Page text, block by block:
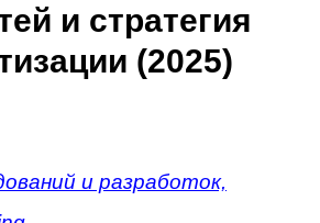
и стратегия
(2025)
и разработок,